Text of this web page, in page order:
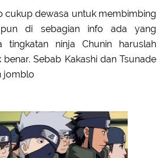
cukup dewasa untuk membimbing
di sebagian info ada yang
tingkatan ninja Chunin haruslah
Sebab Kakashi dan Tsunade
jomblo